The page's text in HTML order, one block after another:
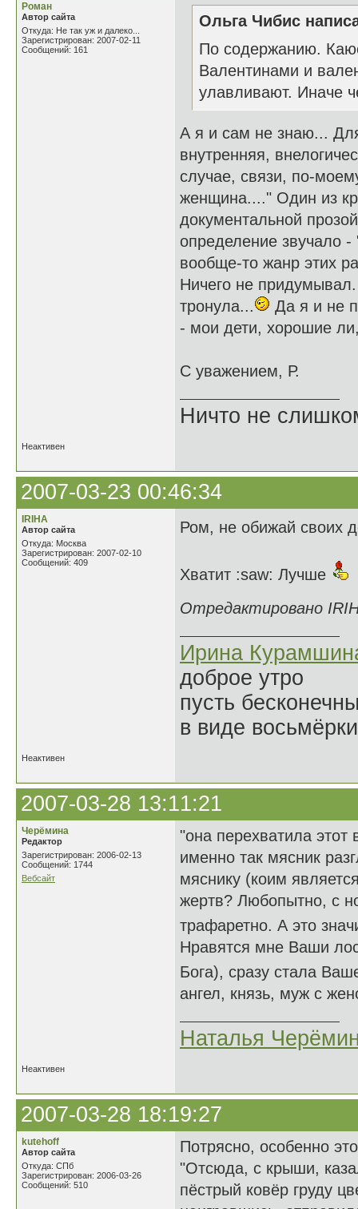
Роман
Автор сайта
Откуда: Не так уж и далеко...
Зарегистрирован: 2007-02-11
Сообщений: 161
Ольга Чибис
По содержанию.
Валентинами и
улавливают. Иначе
А я и сам не знаю...
внутренняя,
случае, связи, по-
женщина...." Один из
документальной
определение звучало
вообще-то жанр этих
Ничего не
тронула...
Да я и не
- мои дети, хорошие
С уважением, Р.
Ничто не
Неактивен
2007-03-23 00:46:34
IRIHA
Автор сайта
Откуда: Москва
Зарегистрирован: 2007-02-10
Сообщений: 409
Ром, не обижай своих
Хватит :saw: Лучше
Отредактировано
Ирина
доброе утро
пусть
в виде восьмёрки
Неактивен
2007-03-28 13:11:21
Черёмина
Редактор
Зарегистрирован: 2006-02-13
Сообщений: 1744
Вебсайт
"она перехватила этот
именно так мясник
мяснику (коим
жертв? Любопытно, с
трафаретно. А это
Нравятся мне Ваши
Бога), сразу стала
ангел, князь, муж с
Наталья
Неактивен
2007-03-28 18:19:27
kutehoff
Автор сайта
Откуда: СПб
Зарегистрирован: 2006-03-26
Сообщений: 510
Потрясно, особенно
"Отсюда, с крыши,
пёстрый ковёр груду